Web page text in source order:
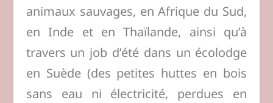
animaux sauvages, en Afrique du Sud,
en Inde et en Thaïlande, ainsi qu’à
travers un job d’été dans un écolodge
en Suède (des petites huttes en bois
sans eau ni électricité, perdues en